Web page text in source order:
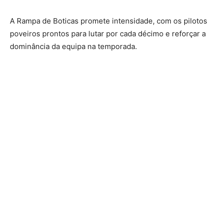
A Rampa de Boticas promete intensidade, com os pilotos
poveiros prontos para lutar por cada décimo e reforçar a
dominância da equipa na temporada.